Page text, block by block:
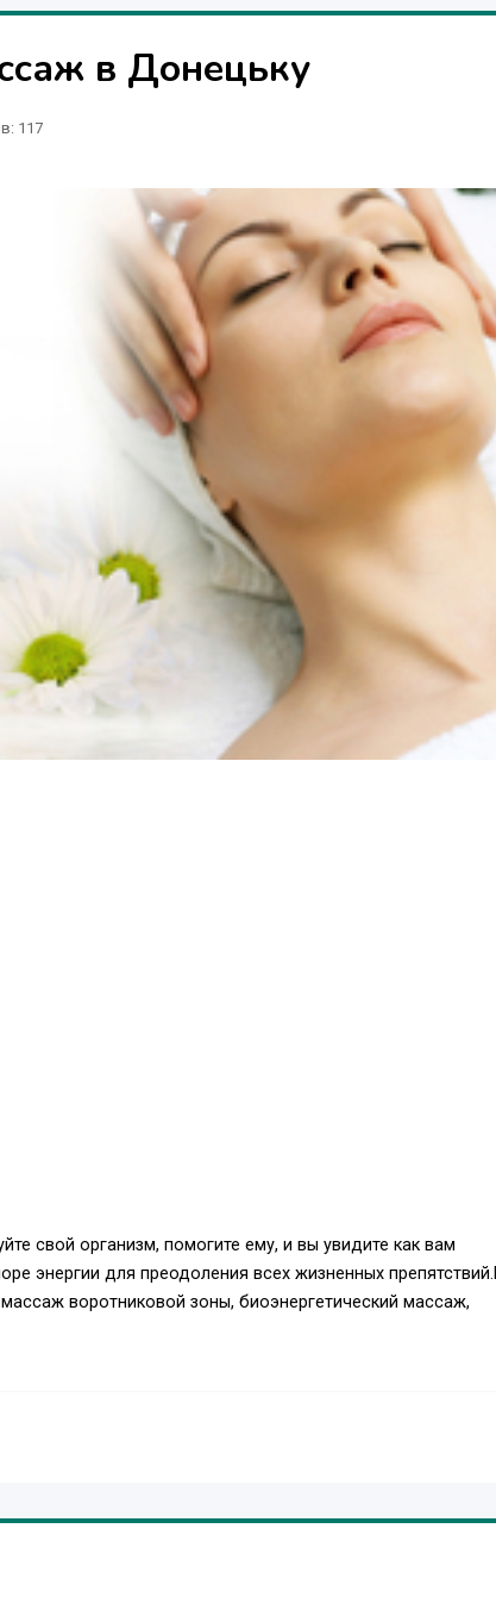
в Донецьку
: 117
организм, помогите ему, и вы увидите как вам
энергии для преодоления всех жизненных
воротниковой зоны, биоэнергетический массаж,